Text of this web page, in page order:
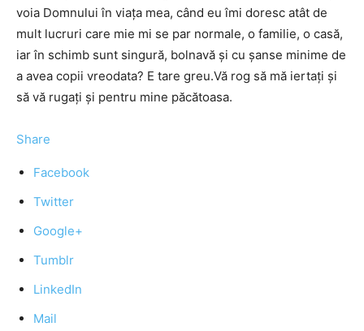
voia Domnului în viaţa mea, când eu îmi doresc atât de
mult lucruri care mie mi se par normale, o familie, o casă,
iar în schimb sunt singură, bolnavă şi cu şanse minime de
a avea copii vreodata? E tare greu.Vă rog să mă iertaţi şi
să vă rugaţi şi pentru mine păcătoasa.
Share
Facebook
Twitter
Google+
Tumblr
LinkedIn
Mail